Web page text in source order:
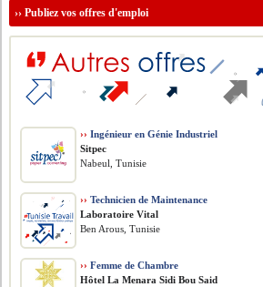
››Publiez vos offres d'emploi
›› Ingénieur en Génie Industriel
Sitpec
Nabeul, Tunisie
›› Technicien de Maintenance
Laboratoire Vital
Ben Arous, Tunisie
›› Femme de Chambre
Hôtel La Menara Sidi Bou Said